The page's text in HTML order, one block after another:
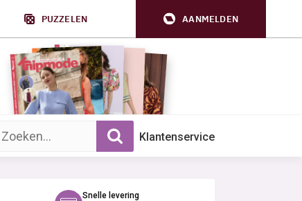
PUZZELEN AANMELDEN
Zoek op trefwoord: Klantenservice
Snelle levering